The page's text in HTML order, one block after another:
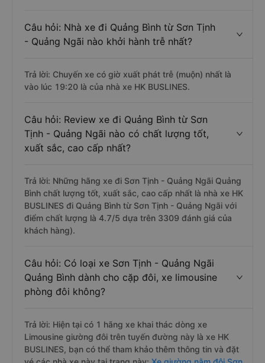
Câu hỏi: Nhà xe đi Quảng Bình từ Sơn Tịnh
- Quảng Ngãi nào khởi hành trễ nhất?
Trả lời: Chuyến xe có giờ xuất phát trễ (muộn) nhất là
vào lúc 19:20 là của nhà xe HK BUSLINES.
Câu hỏi: Review xe đi Quảng Bình từ Sơn
Tịnh - Quảng Ngãi nào có chất lượng tốt,
xuất sắc, cao cấp nhất?
Trả lời: Những hãng xe đi Sơn Tịnh - Quảng Ngãi Quảng
Bình chất lượng tốt, xuất sắc, cao cấp nhất là nhà xe HK
BUSLINES đi Quảng Bình từ Sơn Tịnh - Quảng Ngãi với
điểm chất lượng là 4.7/5 dựa trên 3309 đánh giá của
khách hàng).
Câu hỏi: Có loại xe Sơn Tịnh - Quảng Ngãi
Quảng Bình dành cho cặp đôi, xe limousine
phòng đôi không?
Trả lời: Hiện tại có 1 hãng xe khai thác dòng xe
Limousine giường đôi trên tuyến đường này là xe HK
BUSLINES, bạn có thể tham khảo thêm thông tin và đặt